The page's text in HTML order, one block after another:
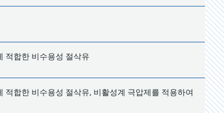
적합한 비수용성 절삭유
합한 비수용성 절삭유, 비활성계 극압제를 적용하여